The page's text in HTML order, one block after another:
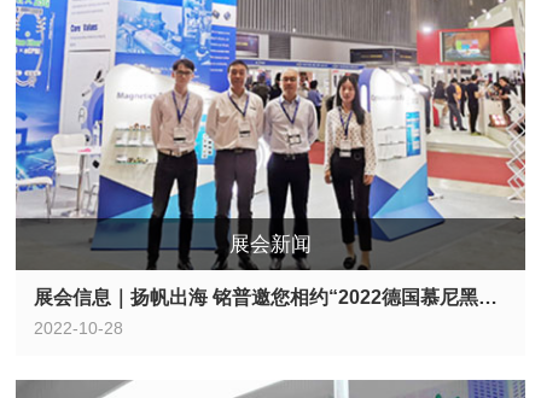
展会新闻
展会信息｜扬帆出海 铭普邀您相约“2022德国慕尼黑电子展”
2022-10-28